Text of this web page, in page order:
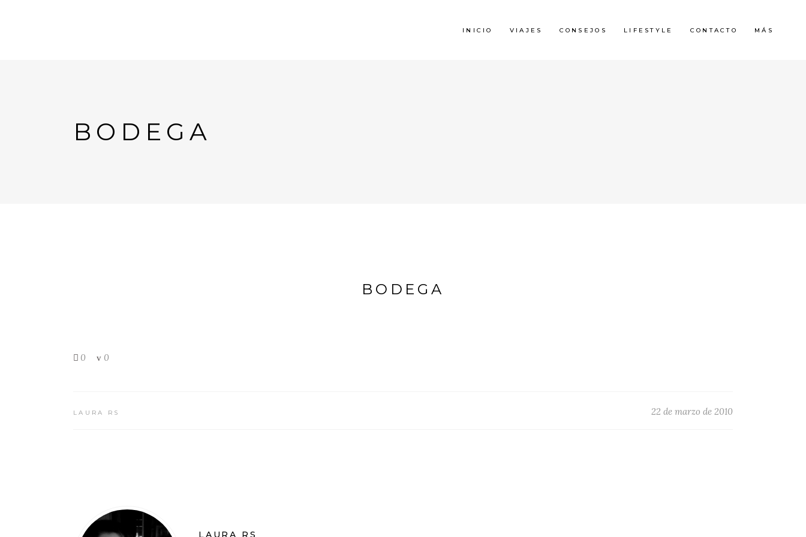
INICIO VIAJES CONSEJOS LIFESTYLE CONTACTO MÁS
BODEGA
BODEGA
0 0
LAURA RS 22 de marzo de 2010
LAURA RS